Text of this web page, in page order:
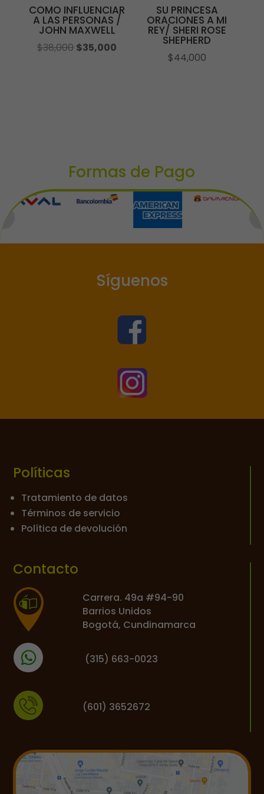
COMO INFLUENCIAR
A LAS PERSONAS /
JOHN MAXWELL
$38,000 El
$35,000
SU PRINCESA
ORACIONES A MI
REY/ SHERI ROSE
SHEPHERD
$44,000
Formas de Pago
Síguenos


Políticas
Tratamiento de datos
Términos de servicio
Política de devolución
Contacto
Carrera. 49a #94-90
Barrios Unidos
Bogotá, Cundinamarca
(315) 663-0023
(601) 3652672